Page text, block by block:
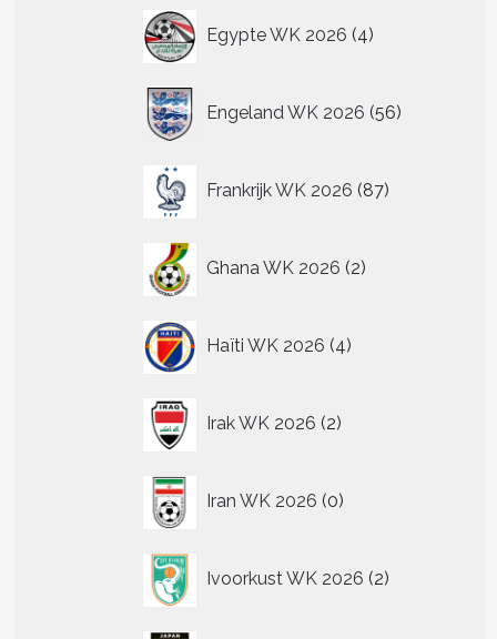
Egypte WK 2026 4
producten
Engeland WK 2026 56
producten
Frankrijk WK 2026 87
producten
Ghana WK 2026 2
producten
Haïti WK 2026 4
producten
Irak WK 2026 2
producten
Iran WK 2026 0
producten
Ivoorkust WK 2026 2
producten